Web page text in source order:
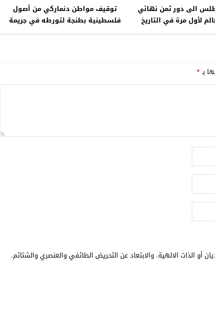
الى دور ثمن نهائي
لأول مرة في التاريخ
توقيف مواطن دنماركي من أصول
فلسطينية بطنجة لتورطه في جريمة
بـ*
أو الذات الالهية. والابتعاد عن التحريض الطائفي والعنصري والشتائم.